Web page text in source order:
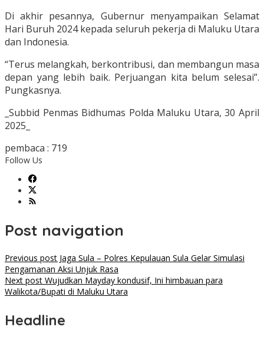
Di akhir pesannya, Gubernur menyampaikan Selamat
Hari Buruh 2024 kepada seluruh pekerja di Maluku Utara
dan Indonesia.
“Terus melangkah, berkontribusi, dan membangun masa
depan yang lebih baik. Perjuangan kita belum selesai”.
Pungkasnya.
_Subbid Penmas Bidhumas Polda Maluku Utara, 30 April
2025_
pembaca : 719
Follow Us
Post navigation
Previous post Jaga Sula – Polres Kepulauan Sula Gelar Simulasi
Pengamanan Aksi Unjuk Rasa
Next post Wujudkan Mayday kondusif, Ini himbauan para
Walikota/Bupati di Maluku Utara
Headline